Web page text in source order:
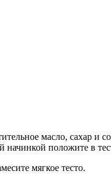
масло, сахар и
начинкой положите в
мягкое тесто.